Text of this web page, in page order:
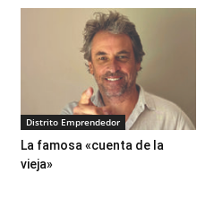
Distrito Emprendedor
La famosa «cuenta de la
vieja»